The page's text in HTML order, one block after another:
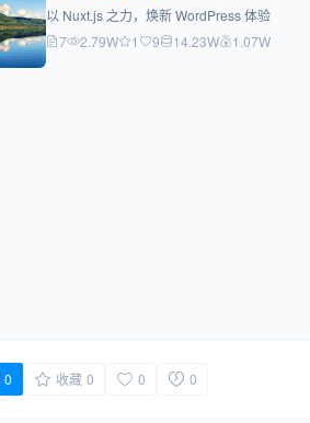
以 Nuxt.js 之力，焕新 WordPress 体验
7
2.79W 1 9 14.23W 1.07W
0 收藏 0 0 0